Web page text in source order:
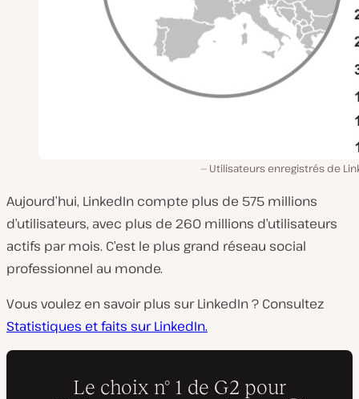
Utilisateurs enregistrés de
Aujourd’hui, LinkedIn compte plus de 575 millions
d’utilisateurs, avec plus de 260 millions d’utilisateurs
actifs par mois. C’est le plus grand réseau social
professionnel au monde.
Vous voulez en savoir plus sur LinkedIn ? Consultez
Statistiques et faits sur LinkedIn.